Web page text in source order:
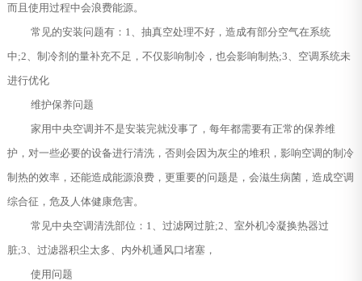
而且使用过程中会浪费能源。
常见的安装问题有：1、抽真空处理不好，造成有部分空气在系统
中;2、制冷剂的量补充不足，不仅影响制冷，也会影响制热;3、空调系统未
进行优化
维护保养问题
家用中央空调并不是安装完就没事了，每年都需要有正常的保养维
护，对一些必要的设备进行清洗，否则会因为灰尘的堆积，影响空调的制冷
制热的效率，还能造成能源浪费，更重要的问题是，会滋生病菌，造成空调
综合征，危及人体健康危害。
常见中央空调清洗部位：1、过滤网过脏;2、室外机冷凝换热器过
脏;3、过滤器积尘太多、内外机通风口堵塞，
使用问题